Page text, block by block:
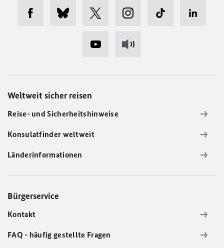
Weltweit sicher reisen
Reise- und Sicherheitshinweise
Konsulatfinder weltweit
Länderinformationen
Bürgerservice
Kontakt
FAQ - häufig gestellte Fragen